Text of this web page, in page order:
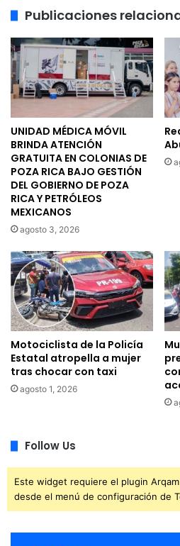
maestros
el
Estado
de
México
Publicaciones
UNIDAD MÉDICA MÓVIL
BRINDA ATENCIÓN
GRATUITA EN COLONIAS DE
POZA RICA BAJO GESTIÓN
DEL GOBIERNO DE POZA
RICA Y PETRÓLEOS
MEXICANOS
agosto 3, 2026
Motociclista de la Policía
Estatal atropella a mujer
tras chocar con taxi
agosto 1, 2026
Follow Us
Este widget requiere el plugin
desde el menú de configuración de